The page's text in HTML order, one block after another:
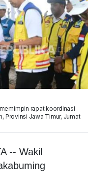
rapat koordinasi
Provinsi Jawa Timur, Jumat
-- Wakil